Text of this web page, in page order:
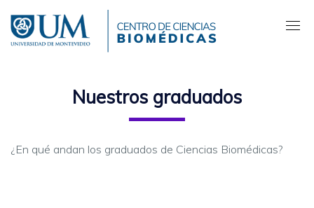
contenido
principal
Nuestros graduados
¿En qué andan los graduados de Ciencias Biomédicas?